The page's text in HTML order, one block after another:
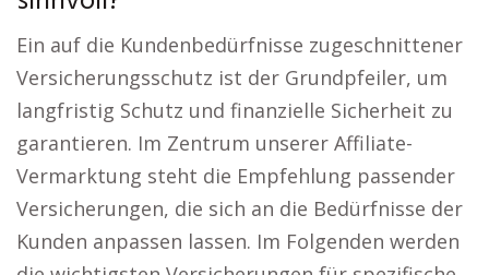
Ein auf die Kundenbedürfnisse zugeschnittener
Versicherungsschutz ist der Grundpfeiler, um
langfristig Schutz und finanzielle Sicherheit zu
garantieren. Im Zentrum unserer Affiliate-
Vermarktung steht die Empfehlung passender
Versicherungen, die sich an die Bedürfnisse der
Kunden anpassen lassen. Im Folgenden werden